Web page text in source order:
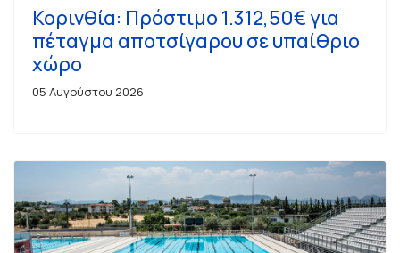
Κορινθία: Πρόστιμο 1.312,50€ για
πέταγμα αποτσίγαρου σε υπαίθριο
χώρο
05 Αυγούστου 2026